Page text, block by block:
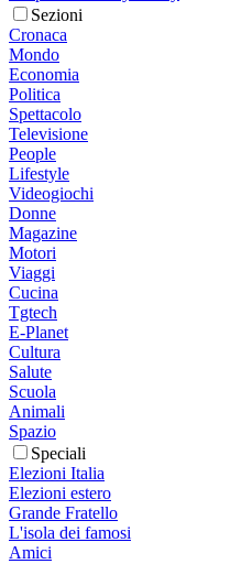
Sezioni
Cronaca
Mondo
Economia
Politica
Spettacolo
Televisione
People
Lifestyle
Videogiochi
Donne
Magazine
Motori
Viaggi
Cucina
Tgtech
E-Planet
Cultura
Salute
Scuola
Animali
Spazio
Speciali
Elezioni Italia
Elezioni estero
Grande Fratello
L'isola dei famosi
Amici